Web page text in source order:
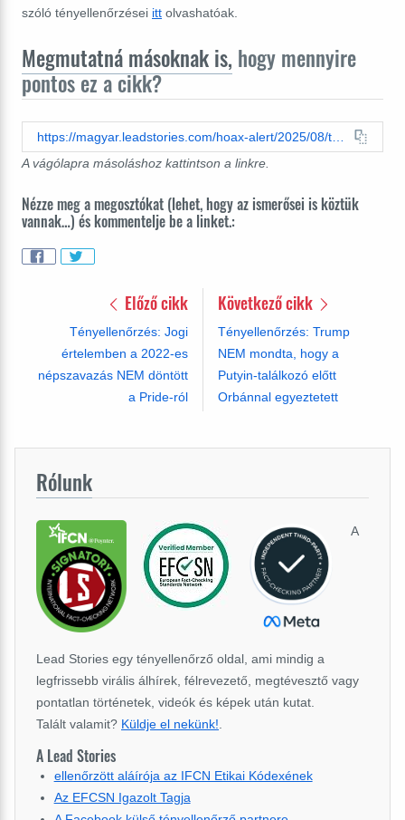
szóló tényellenőrzései itt olvashatóak.
Megmutatná másoknak is, hogy mennyire
pontos ez a cikk?
A vágólapra másoláshoz kattintson a linkre.
Nézze meg a megosztókat (lehet, hogy az ismerősei is köztük
vannak…) és kommentelje be a linket.:
Előző cikk
Tényellenőrzés: Jogi
értelemben a 2022-es
népszavazás NEM döntött
a Pride-ról
Következő cikk
Tényellenőrzés: Trump
NEM mondta, hogy a
Putyin-találkozó előtt
Orbánnal egyeztetett
Rólunk
A
Lead Stories egy tényellenőrző oldal, ami mindig a
legfrissebb virális álhírek, félrevezető, megtévesztő vagy
pontatlan történetek, videók és képek után kutat.
Talált valamit? Küldje el nekünk!.
A Lead Stories
ellenőrzött aláírója az IFCN Etikai Kódexének
Az EFCSN Igazolt Tagja